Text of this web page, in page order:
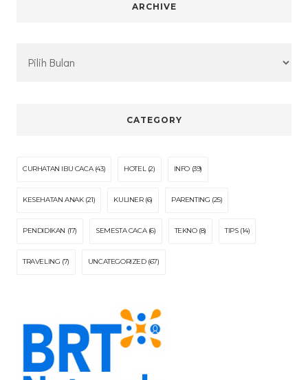
ARCHIVE
CATEGORY
CURHATAN IBU CACA(43) HOTEL(2) INFO (39)
KESEHATAN ANAK(21) KULINER(6) PARENTING (25)
PENDIDIKAN (17) SEMESTA CACA(6) TEKNO(8) TIPS(14)
TRAVELING (7) UNCATEGORIZED(67)